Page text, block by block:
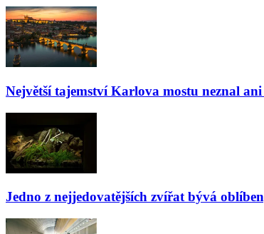
Největší tajemství Karlova mostu neznal
Jedno z nejjedovatějších zvířat bývá